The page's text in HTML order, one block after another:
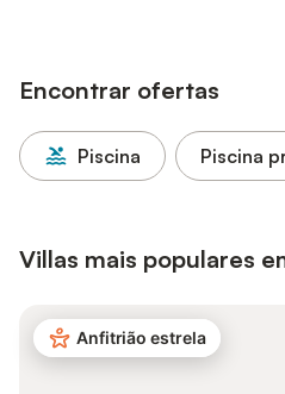
Encontrar ofertas
Piscina Piscina
Villas mais populares
Anfitrião estrela